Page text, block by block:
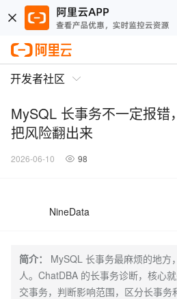
开发者社区
MySQL 长事务不一定报错
把风险翻出来
2026-06-10 98
NineData
简介：
MySQL 长事务最麻烦的地方
人。ChatDBA 的长事务诊断，核心
交事务，判断影响范围，区分长事